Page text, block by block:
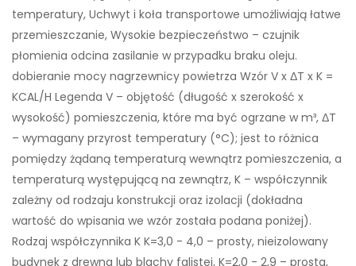
temperatury, Uchwyt i koła transportowe umożliwiają łatwe
przemieszczanie, Wysokie bezpieczeństwo – czujnik
płomienia odcina zasilanie w przypadku braku oleju.
dobieranie mocy nagrzewnicy powietrza Wzór V x ΔT x K =
KCAL/H Legenda V – objętość (długość x szerokość x
wysokość) pomieszczenia, które ma być ogrzane w m³, ΔT
– wymagany przyrost temperatury (°C); jest to różnica
pomiędzy żądaną temperaturą wewnątrz pomieszczenia, a
temperaturą występującą na zewnątrz, K – współczynnik
zależny od rodzaju konstrukcji oraz izolacji (dokładna
wartość do wpisania we wzór została podana poniżej).
Rodzaj współczynnika K K=3,0 - 4,0 – prosty, nieizolowany
budynek z drewna lub blachy falistej, K=2,0 - 2,9 – prosta,